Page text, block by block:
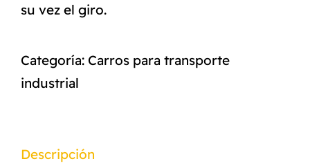
su vez el giro.
Categoría: Carros para transporte
industrial
Descripción